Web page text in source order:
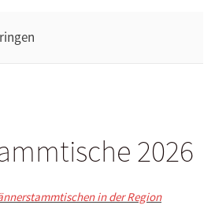
2026
in der Region